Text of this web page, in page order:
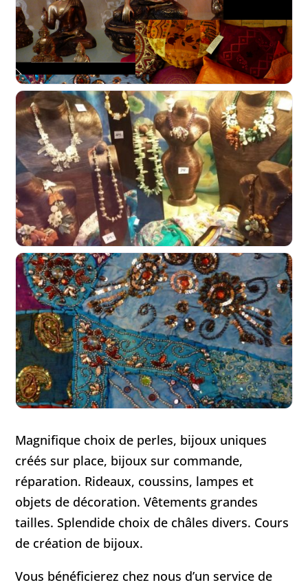
Magnifique choix de perles, bijoux uniques
créés sur place, bijoux sur commande,
réparation. Rideaux, coussins, lampes et
objets de décoration. Vêtements grandes
tailles. Splendide choix de châles divers. Cours
de création de bijoux.
Vous bénéficierez chez nous d’un service de